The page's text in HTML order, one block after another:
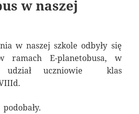
w naszej
w naszej szkole odbyły się
ramach E-planetobusa, w
udział uczniowie klas